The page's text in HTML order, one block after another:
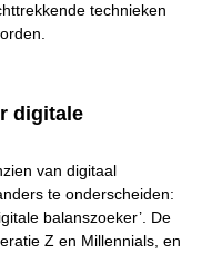
technieken
digitale
van digitaal
te onderscheiden:
balanszoeker’. De
Z en Millennials, en